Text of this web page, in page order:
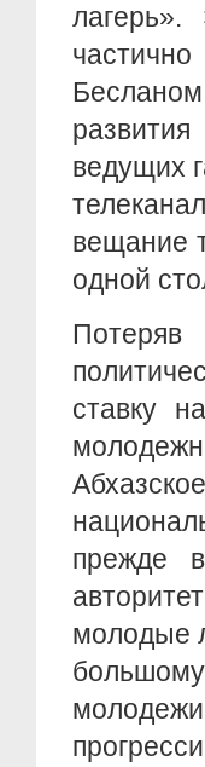
ведущих
вещание
одной
Потеряв
ставку
прежде
молодые